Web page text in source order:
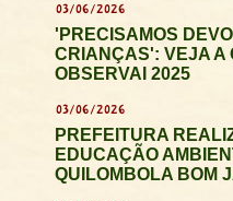
03/06/2026
'PRECISAMOS
CRIANÇAS': VEJA A
OBSERVAI 2025
03/06/2026
PREFEITURA
EDUCAÇÃO
QUILOMBOLA BOM